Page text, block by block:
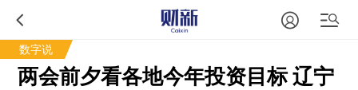
数字说
两会前夕看各地今年投资目标 辽宁